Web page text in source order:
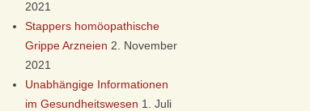
2021
Stappers homöopathische
Grippe Arzneien 2. November
2021
Unabhängige Informationen
im Gesundheitswesen 1. Juli